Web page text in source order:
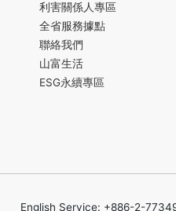
利害關係人專區
全省服務據點
聯絡我們
山富生活
ESG永續專區
English Service: +886-2-